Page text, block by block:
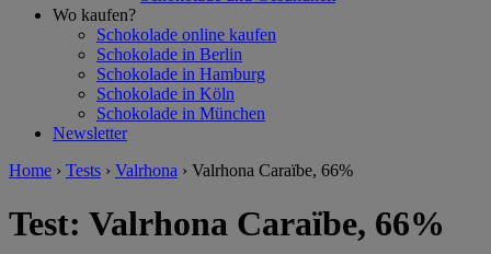
Wo kaufen?
Schokolade online kaufen
Schokolade in Berlin
Schokolade in Hamburg
Schokolade in Köln
Schokolade in München
Newsletter
Home › Tests › Valrhona › Valrhona Caraïbe, 66%
Test: Valrhona Caraïbe, 66%